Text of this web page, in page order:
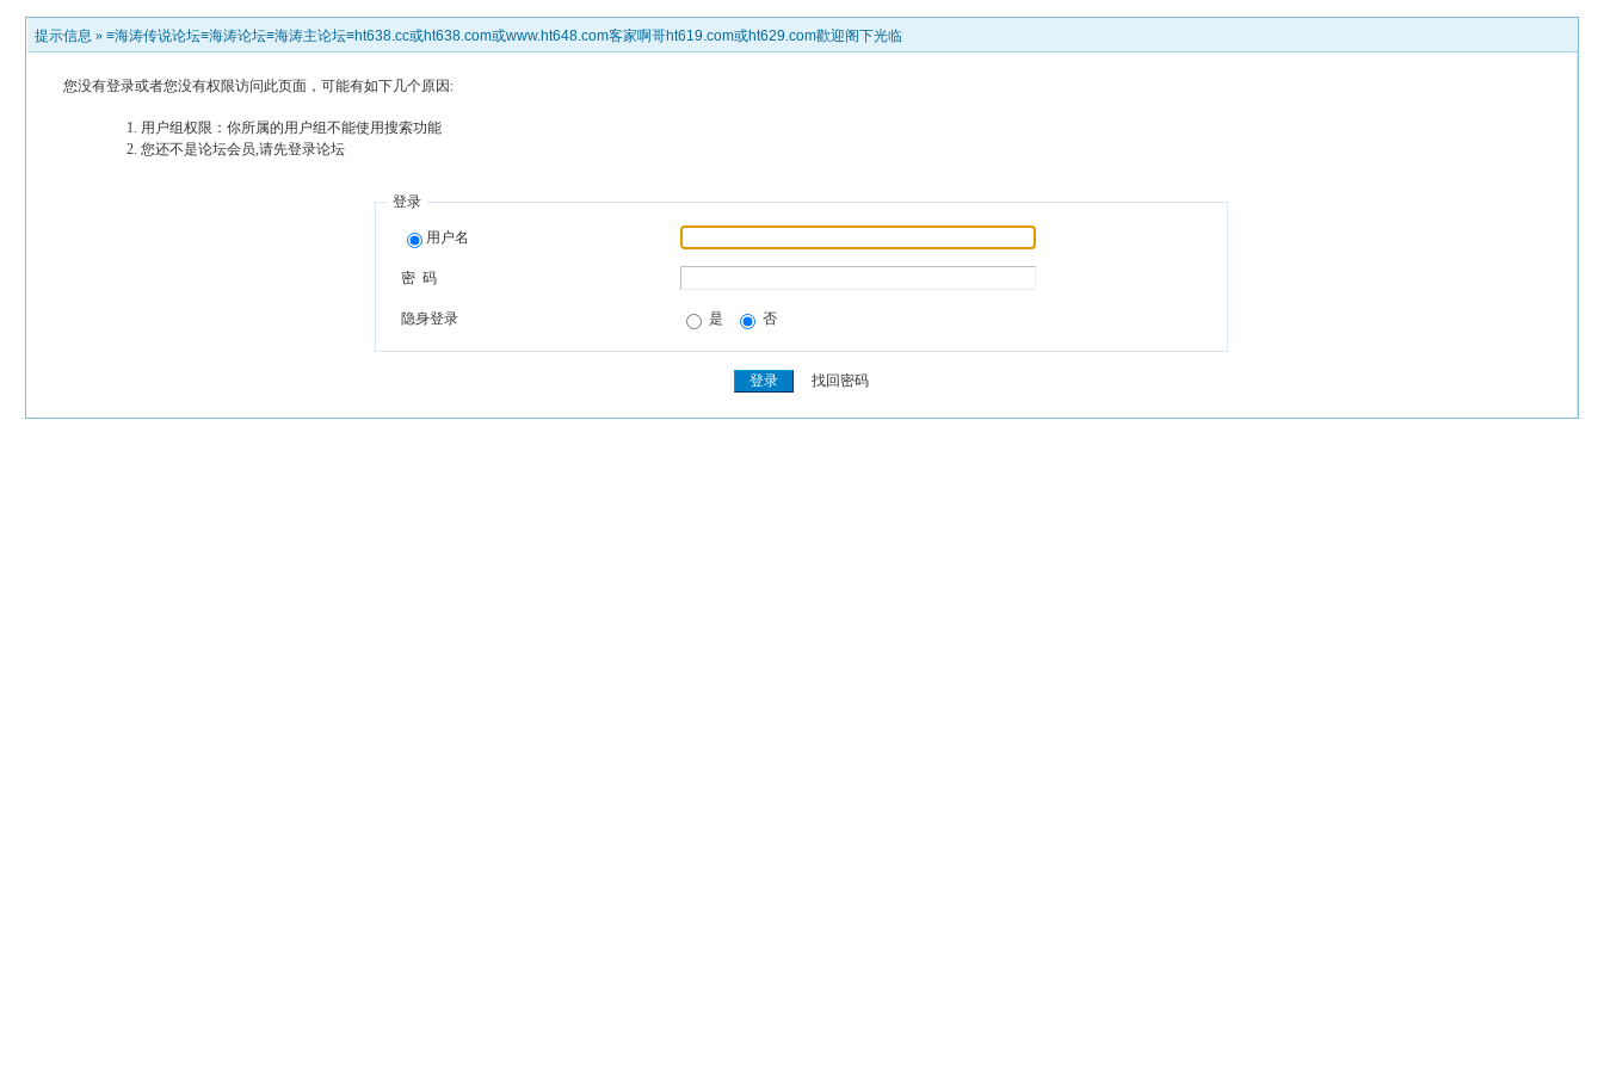
提示信息 » ≡海涛传说论坛≡海涛论坛≡海涛主论坛≡ht638.cc或ht638.com或www.ht648.com客家啊哥ht619.com或ht629.com歡迎阁下光临
您没有登录或者您没有权限访问此页面，可能有如下几个原因:
用户组权限：你所属的用户组不能使用搜索功能
您还不是论坛会员,请先登录论坛
登录
用户名
密 码
隐身登录 是 否
找回密码